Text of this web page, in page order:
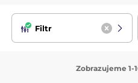
Filtr
Zobrazujeme 1-